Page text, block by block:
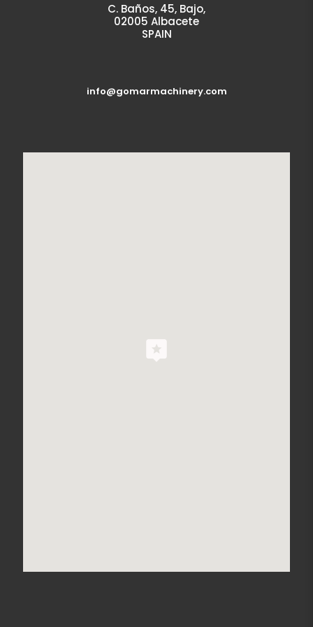
C. Baños, 45, Bajo,
02005 Albacete
SPAIN
info@gomarmachinery.com